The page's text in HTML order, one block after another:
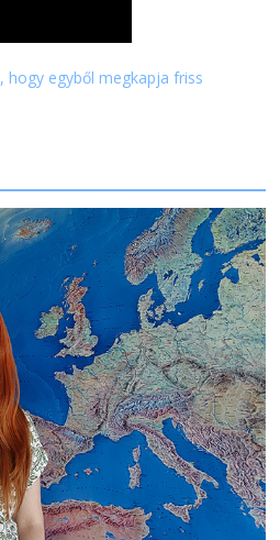
hogy egyből megkapja friss